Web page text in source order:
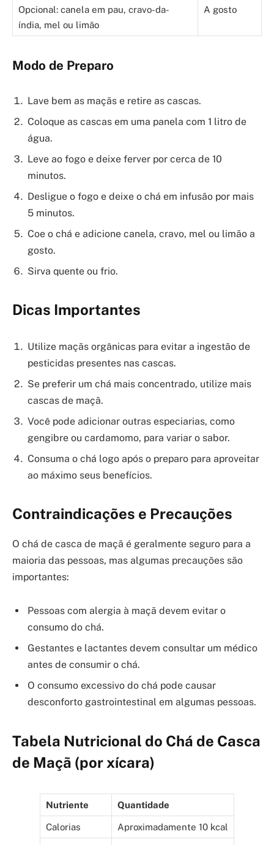
Opcional: canela em pau, cravo-da-
índia, mel ou limão
A gosto
Modo de Preparo
Lave bem as maçãs e retire as cascas.
Coloque as cascas em uma panela com 1 litro de
água.
Leve ao fogo e deixe ferver por cerca de 10
minutos.
Desligue o fogo e deixe o chá em infusão por mais
5 minutos.
Coe o chá e adicione canela, cravo, mel ou limão a
gosto.
Sirva quente ou frio.
Dicas Importantes
Utilize maçãs orgânicas para evitar a ingestão de
pesticidas presentes nas cascas.
Se preferir um chá mais concentrado, utilize mais
cascas de maçã.
Você pode adicionar outras especiarias, como
gengibre ou cardamomo, para variar o sabor.
Consuma o chá logo após o preparo para aproveitar
ao máximo seus benefícios.
Contraindicações e Precauções
O chá de casca de maçã é geralmente seguro para a
maioria das pessoas, mas algumas precauções são
importantes:
Pessoas com alergia à maçã devem evitar o
consumo do chá.
Gestantes e lactantes devem consultar um médico
antes de consumir o chá.
O consumo excessivo do chá pode causar
desconforto gastrointestinal em algumas pessoas.
Tabela Nutricional do Chá de Casca
de Maçã (por xícara)
Nutriente Quantidade
Calorias Aproximadamente 10 kcal